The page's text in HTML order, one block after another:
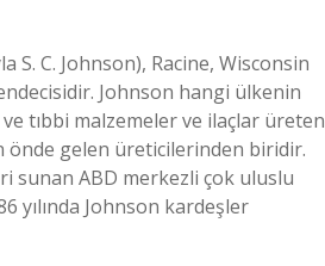
S. C. Johnson), Racine, Wisconsin
Johnson hangi ülkenin
tıbbi malzemeler ve ilaçlar üreten
önde gelen üreticilerinden biridir.
sunan ABD merkezli çok uluslu
yılında Johnson kardeşler